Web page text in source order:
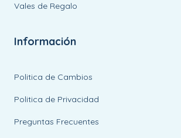
Vales de Regalo
Información
Politica de Cambios
Politica de Privacidad
Preguntas Frecuentes